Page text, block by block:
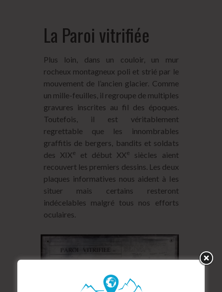
La Paroi vitrifiée
Plus loin, dans un couloir, un mur
rocheux montagneux poli et strié par le
mouvement de l’ancien glacier. Comme
un mille-feuilles, il regroupe de multiples
gravures inscrites au fil des époques.
Toutefois, il est véritablement
regrettable que les innombrables
graffitis de bergers, bandits et soldats
des XIXe et début XXe
siècles aient
recouvert les premiers dessins. Les deux
plaques informatives nous aident à les
situer mais certains resteront
indécelables malgré tous nos efforts
oculaires.